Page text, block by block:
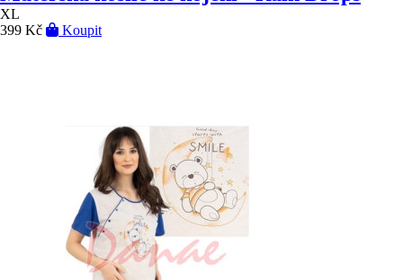
XL
399 Kč
Koupit